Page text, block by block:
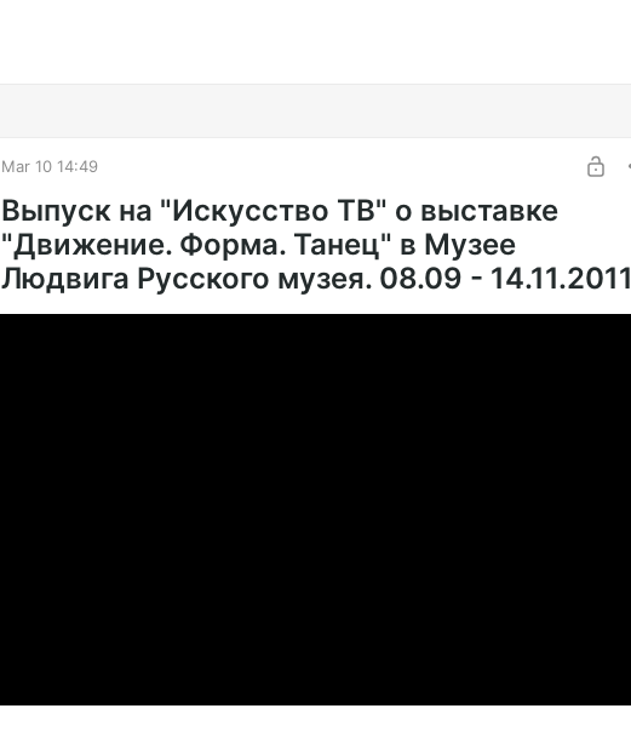
Mar 10 14:49
Выпуск на "Искусство ТВ" о выставке
"Движение. Форма. Танец" в Музее
Людвига Русского музея. 08.09 - 14.11.2011